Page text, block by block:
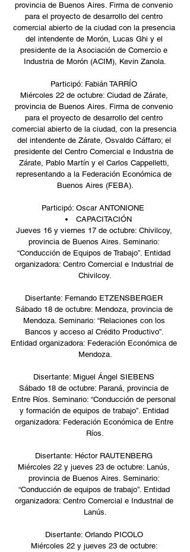
provincia de Buenos Aires. Firma de convenio
para el proyecto de desarrollo del centro
comercial abierto de la ciudad con la presencia
del intendente de Morón, Lucas Ghi y el
presidente de la Asociación de Comercio e
Industria de Morón (ACIM), Kevin Zanola.
Participó: Fabián TARRÍO
Miércoles 22 de octubre: Ciudad de Zárate,
provincia de Buenos Aires. Firma de convenio
para el proyecto de desarrollo del centro
comercial abierto de la ciudad, con la presencia
del intendente de Zárate, Osvaldo Cáffaro; el
presidente del Centro Comercial e Industria de
Zárate, Pablo Martín y el Carlos Cappelletti,
representando a la Federación Económica de
Buenos Aires (FEBA).
Participó: Oscar ANTONIONE
CAPACITACIÓN
Jueves 16 y viernes 17 de octubre: Chivilcoy,
provincia de Buenos Aires. Seminario:
“Conducción de Equipos de Trabajo”. Entidad
organizadora: Centro Comercial e Industrial de
Chivilcoy.
Disertante: Fernando ETZENSBERGER
Sábado 18 de octubre: Mendoza, provincia de
Mendoza. Seminario: “Relaciones con los
Bancos y acceso al Crédito Productivo”.
Entidad organizadora: Federación Económica de
Mendoza.
Disertante: Miguel Ángel SIEBENS
Sábado 18 de octubre: Paraná, provincia de
Entre Ríos. Seminario: “Conducción de personal
y formación de equipos de trabajo”. Entidad
organizadora: Federación Económica de Entre
Ríos.
Disertante: Héctor RAUTENBERG
Miércoles 22 y jueves 23 de octubre: Lanús,
provincia de Buenos Aires. Seminario:
“Conducción de equipos de trabajo”. Entidad
organizadora: Centro Comercial e Industrial de
Lanús.
Disertante: Orlando PICOLO
Miércoles 22 y jueves 23 de octubre: